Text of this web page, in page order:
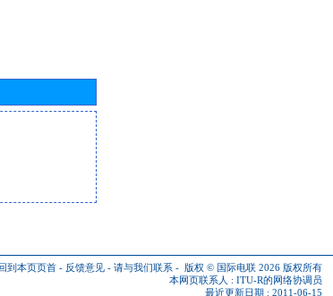
回到本页页首 - 反馈意见 - 请与我们联系 - 版权 © 国际电联 2026 版权所有
本网页联系人 : ITU-R的网络协调员
最近更新日期 : 2011-06-15